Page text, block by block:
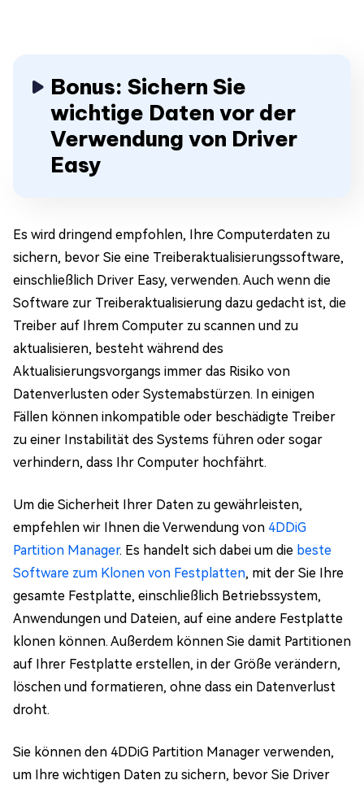
Bonus: Sichern Sie
wichtige Daten vor der
Verwendung von Driver
Easy
Es wird dringend empfohlen, Ihre Computerdaten zu
sichern, bevor Sie eine Treiberaktualisierungssoftware,
einschließlich Driver Easy, verwenden. Auch wenn die
Software zur Treiberaktualisierung dazu gedacht ist, die
Treiber auf Ihrem Computer zu scannen und zu
aktualisieren, besteht während des
Aktualisierungsvorgangs immer das Risiko von
Datenverlusten oder Systemabstürzen. In einigen
Fällen können inkompatible oder beschädigte Treiber
zu einer Instabilität des Systems führen oder sogar
verhindern, dass Ihr Computer hochfährt.
Um die Sicherheit Ihrer Daten zu gewährleisten,
empfehlen wir Ihnen die Verwendung von 4DDiG
Partition Manager. Es handelt sich dabei um die beste
Software zum Klonen von Festplatten, mit der Sie Ihre
gesamte Festplatte, einschließlich Betriebssystem,
Anwendungen und Dateien, auf eine andere Festplatte
klonen können. Außerdem können Sie damit Partitionen
auf Ihrer Festplatte erstellen, in der Größe verändern,
löschen und formatieren, ohne dass ein Datenverlust
droht.
Sie können den 4DDiG Partition Manager verwenden,
um Ihre wichtigen Daten zu sichern, bevor Sie Driver